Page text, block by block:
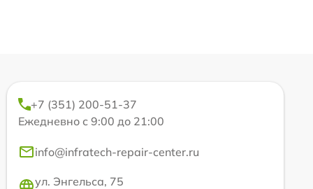
+7 (351) 200-51-37
Ежедневно с 9:00 до 21:00
info@infratech-repair-center.ru
ул. Энгельса, 75